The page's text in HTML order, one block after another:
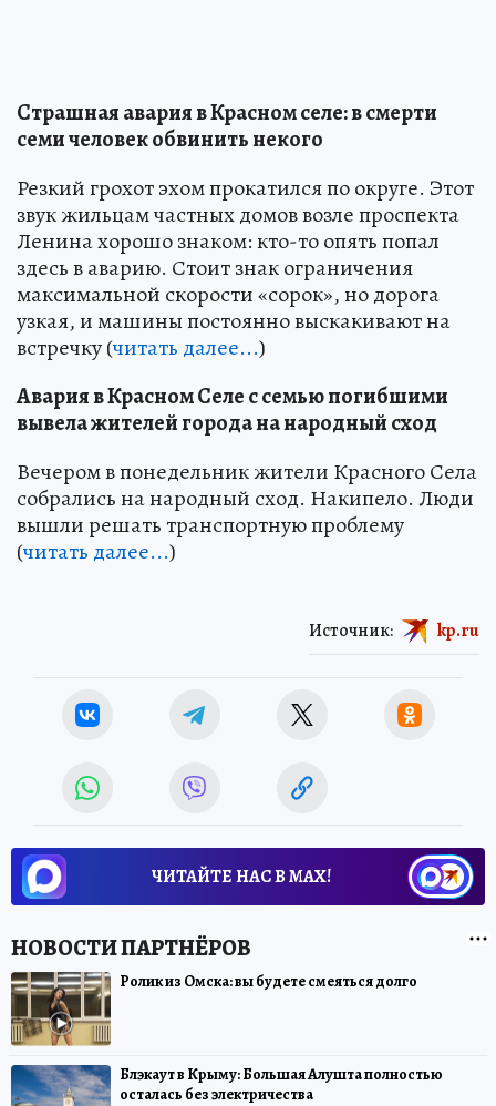
Страшная авария в Красном селе: в смерти
семи человек обвинить некого
Резкий грохот эхом прокатился по округе. Этот
звук жильцам частных домов возле проспекта
Ленина хорошо знаком: кто-то опять попал
здесь в аварию. Стоит знак ограничения
максимальной скорости «сорок», но дорога
узкая, и машины постоянно выскакивают на
встречку (читать далее...)
Авария в Красном Селе с семью погибшими
вывела жителей города на народный сход
Вечером в понедельник жители Красного Села
собрались на народный сход. Накипело. Люди
вышли решать транспортную проблему
(читать далее...)
Источник: kp.ru
ЧИТАЙТЕ НАС В МАХ!
Ролик из Омска: вы будете смеяться долго
Блэкаут в Крыму: Большая Алушта полностью
осталась без электричества